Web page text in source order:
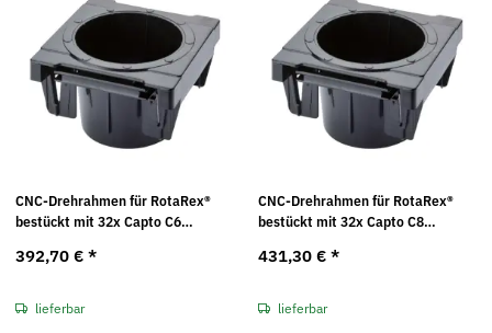
CNC-Drehrahmen für RotaRex®
bestückt mit 32x Capto C6
(BxTxH): 99 x 103 x 17
392,70 € *
lieferbar
CNC-Drehrahmen für RotaRex®
bestückt mit 32x Capto C8
(BxTxH): 99 x 103 x 17
431,30 € *
lieferbar